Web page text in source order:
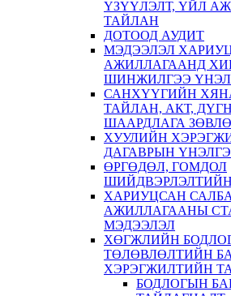
ҮЗҮҮЛЭЛТ, ҮЙЛ
ТАЙЛАН
ДОТООД АУДИТ
МЭДЭЭЛЭЛ
АЖИЛЛАГААНД
ШИНЖИЛГЭЭ
САНХҮҮГИЙН
ТАЙЛАН, АКТ,
ШААРДЛАГА
ХУУЛИЙН
ДАГАВРЫН
ӨРГӨДӨЛ, ГОМДОЛ
ХАРИУЦСАН
АЖИЛЛАГААНЫ
МЭДЭЭЛЭЛ
ХӨГЖЛИЙН
ТӨЛӨВЛӨЛТИЙН
ХЭРЭГЖИЛТИЙН
БОДЛОГЫН